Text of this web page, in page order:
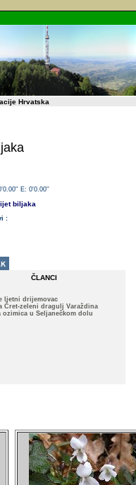
Hrvatska
E: 0'0.00''
biljaka
:
ČLANCI
ljetni drijemovac
Čret-zeleni dragulj Varaždina
ozimica u Seljanečkom dolu